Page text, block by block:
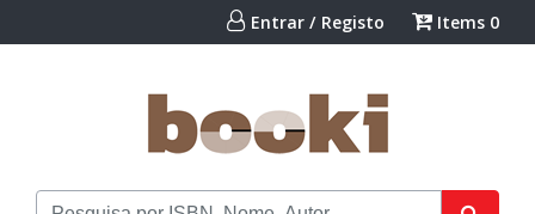
Entrar / Registo Items 0